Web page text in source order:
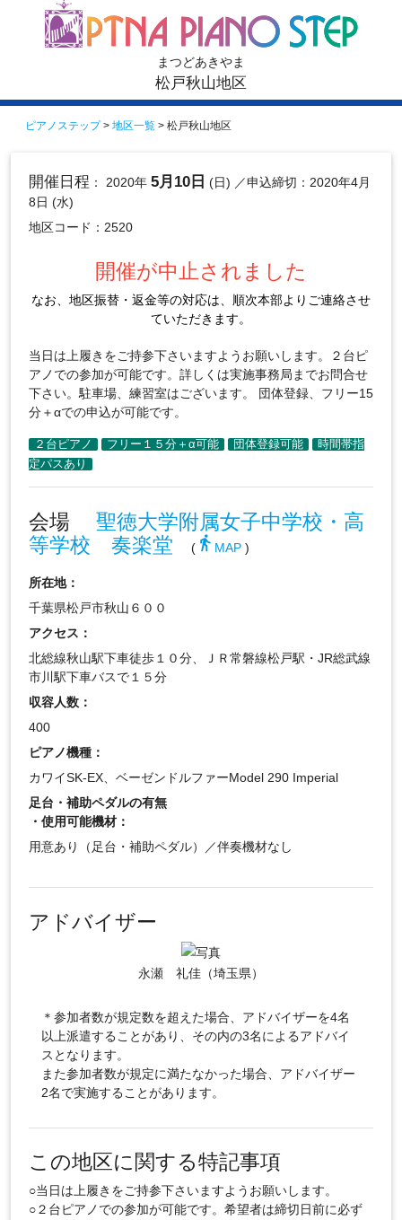
まつどあきやま
松戸秋山地区
ピアノステップ> 地区一覧 > 松戸秋山地区
開催日程 ： 2020年 5月10日 (日) ／申込締切：2020年4月
8日 (水)
地区コード：2520
開催が中止されました
なお、地区振替・返金等の対応は、順次本部よりご連絡させ
ていただきます。
当日は上履きをご持参下さいますようお願いします。２台ピ
アノでの参加が可能です。詳しくは実施事務局までお問合せ
下さい。駐車場、練習室はございます。 団体登録、フリー15
分＋αでの申込が可能です。
会場 聖徳大学附属女子中学校・高
等学校 奏楽堂
(directions_walk MAP)
所在地：
千葉県松戸市秋山６００
アクセス：
北総線秋山駅下車徒歩１０分、ＪＲ常磐線松戸駅・JR総武線
市川駅下車バスで１５分
収容人数：
400
ピアノ機種：
カワイSK-EX、ベーゼンドルファーModel 290 Imperial
足台・補助ペダルの有無
・使用可能機材：
用意あり（足台・補助ペダル）／伴奏機材なし
アドバイザー
永瀬 礼佳（埼玉県）
＊参加者数が規定数を超えた場合、アドバイザーを4名
以上派遣することがあり、その内の3名によるアドバイ
スとなります。
また参加者数が規定に満たなかった場合、アドバイザー
2名で実施することがあります。
この地区に関する特記事項
○当日は上履きをご持参下さいますようお願いします。
○２台ピアノでの参加が可能です。希望者は締切日前に必ず